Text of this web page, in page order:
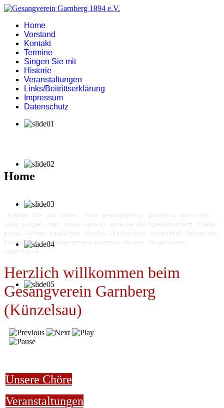
Home
Vorstand
Kontakt
Termine
Singen Sie mit
Historie
Veranstaltungen
Links/Beitrittserklärung
Impressum
Datenschutz
Home
Finden Sie uns unter: chor gesangverein garnberg künzelsau
sing singen chor chöre verein vereine dorfgemeinschaft lieder
musik kultur neubürger kirche kirchenchor kochertal hohenlohe
hohenlohekreis begeistern konzert sänger sängerinnen
repertoire
Herzlich willkommen beim
Gesangverein Garnberg
(Künzelsau)
Unsere Chöre
Veranstaltungen